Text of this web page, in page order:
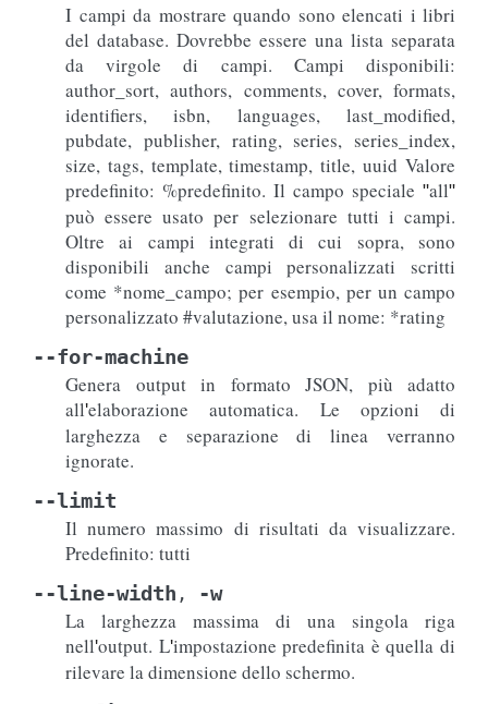
I campi da mostrare quando sono elencati i libri
del database. Dovrebbe essere una lista separata
da virgole di campi. Campi disponibili:
author_sort, authors, comments, cover, formats,
identifiers, isbn, languages, last_modified,
pubdate, publisher, rating, series, series_index,
size, tags, template, timestamp, title, uuid Valore
predefinito: %predefinito. Il campo speciale "all"
può essere usato per selezionare tutti i campi.
Oltre ai campi integrati di cui sopra, sono
disponibili anche campi personalizzati scritti
come *nome_campo; per esempio, per un campo
personalizzato #valutazione, usa il nome: *rating
--for-machine
Genera output in formato JSON, più adatto
all'elaborazione automatica. Le opzioni di
larghezza e separazione di linea verranno
ignorate.
--limit
Il numero massimo di risultati da visualizzare.
Predefinito: tutti
--line-width , -w
La larghezza massima di una singola riga
nell'output. L'impostazione predefinita è quella di
rilevare la dimensione dello schermo.